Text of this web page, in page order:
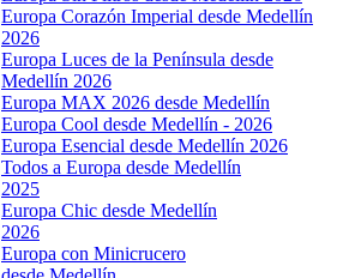
Europa Corazón Imperial desde Medellín
2026
Europa Luces de la Península desde
Medellín 2026
Europa MAX 2026 desde Medellín
Europa Cool desde Medellín - 2026
Europa Esencial desde Medellín 2026
Todos a Europa desde Medellín
2025
Europa Chic desde Medellín
2026
Europa con Minicrucero